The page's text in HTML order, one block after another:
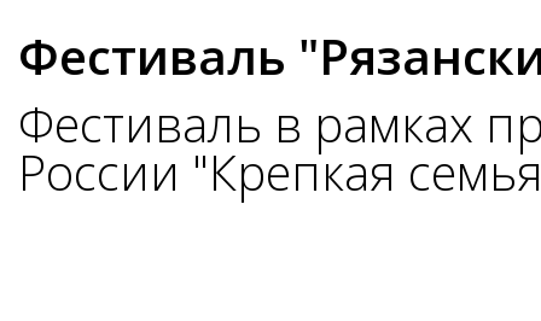
Фестиваль
Фестиваль в рамках
России "Крепкая